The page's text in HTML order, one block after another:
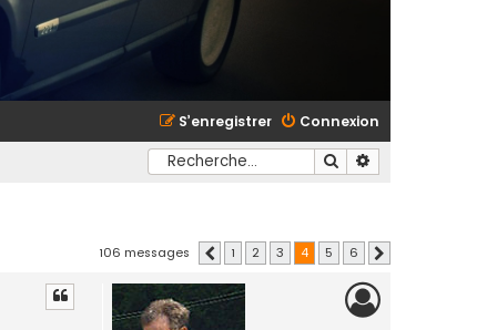
Connexion
S’enregistrer
Rechercher
106 messages Précédente
1 2 3 4 5 6